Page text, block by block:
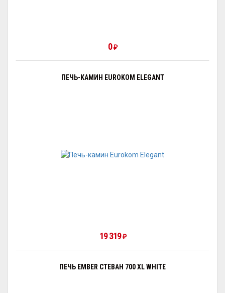
0₽
ПЕЧЬ-КАМИН EUROKOM ELEGANT
19 319₽
ПЕЧЬ EMBER СТЕВАН 700 XL WHITE